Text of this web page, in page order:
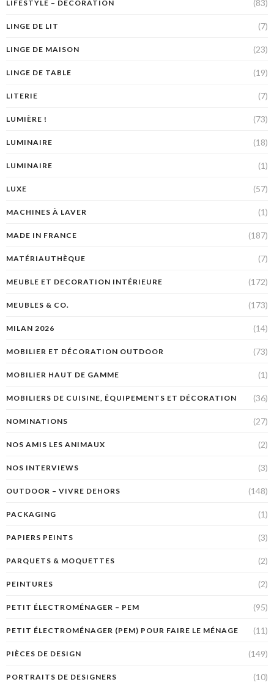
LIFESTYLE – DÉCORATION (83)
LINGE DE LIT (7)
LINGE DE MAISON (23)
LINGE DE TABLE (19)
LITERIE (7)
LUMIÈRE ! (73)
LUMINAIRE (18)
LUMINAIRE (1)
LUXE (57)
MACHINES À LAVER (1)
MADE IN FRANCE (187)
MATÉRIAUTHÈQUE (7)
MEUBLE ET DECORATION INTÉRIEURE (172)
MEUBLES & CO. (173)
MILAN 2026 (14)
MOBILIER ET DÉCORATION OUTDOOR (73)
MOBILIER HAUT DE GAMME (1)
MOBILIERS DE CUISINE, ÉQUIPEMENTS ET DÉCORATION (36)
NOMINATIONS (27)
NOS AMIS LES ANIMAUX (2)
NOS INTERVIEWS (3)
OUTDOOR – VIVRE DEHORS (148)
PACKAGING (1)
PAPIERS PEINTS (3)
PARQUETS & MOQUETTES (2)
PEINTURES (2)
PETIT ÉLECTROMÉNAGER – PEM (95)
PETIT ÉLECTROMÉNAGER (PEM) POUR FAIRE LE MÉNAGE (11)
PIÈCES DE DESIGN (149)
PORTRAITS DE DESIGNERS (10)